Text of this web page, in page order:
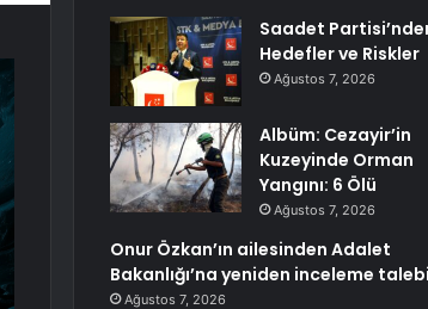
Saadet
Hedefler ve Riskler
Ağustos 7, 2026
Albüm: Cezayir’in
Kuzeyinde Orman
Yangını: 6 Ölü
Ağustos 7, 2026
Onur Özkan’ın ailesinden Adalet
Bakanlığı’na yeniden inceleme talebi
Ağustos 7, 2026